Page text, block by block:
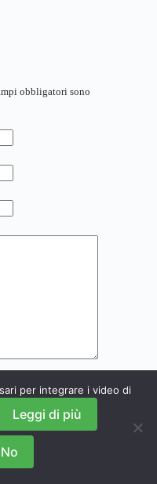
obbligatori sono
per integrare i video di
Leggi di più
No